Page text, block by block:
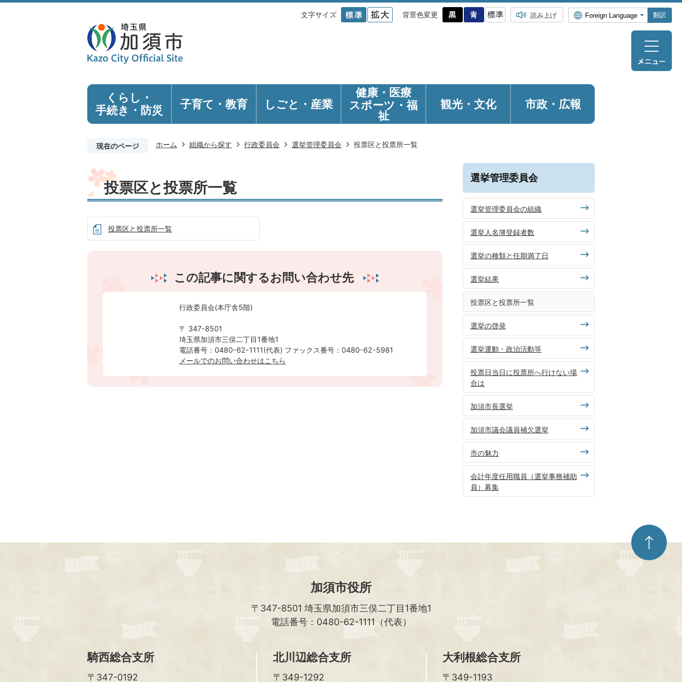
文字サイズ 背景色変更 読み上げ 翻訳
くらし・
手続き ・防災 子育て・教育 しごと・産業
健康・医療
スポーツ・福
祉
観光・ 文化 市政・広報
現在のページ ホーム 組織から探す 行政委員会 選挙管理委員会 投票区と投票所一覧
投票区と投票所一覧
投票区と投票所一覧
この記事に関するお問い合わせ先
行政委員会(本庁舎5階)
〒 347-8501
埼玉県加須市三俣二丁目1番地1
電話番号：0480-62-1111(代表) ファックス番号：0480-62-5981
メールでのお問い合わせはこちら
選挙管理委員会
選挙管理委員会の組織
選挙人名簿登録者数
選挙の種類と任期満了日
選挙結果
投票区と投票所一覧
選挙の啓発
選挙運動・政治活動等
投票日当日に投票所へ行けない場
合は
加須市長選挙
加須市議会議員補欠選挙
市の魅力
会計年度任用職員（選挙事務補助
員）募集
ペ
ー
ジ
加須市役所
〒347-8501 埼玉県加須市三俣二丁目1番地1
電話番号：0480-62-1111（代表）
騎西総合支所
〒347-0192
北川辺総合支所
〒349-1292
大利根総合支所
〒349-1193